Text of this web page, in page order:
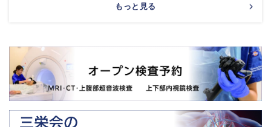
もっと見る